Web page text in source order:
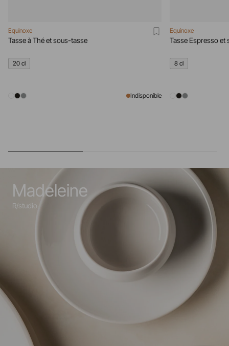
Equinoxe
Tasse à Thé et sous-tasse
20 cl
Indisponible
Equinoxe
Tasse Espresso et
8 cl
Madeleine
R/studio